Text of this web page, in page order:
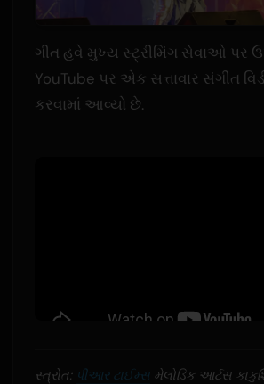
ગીત હવે મુખ્ય સ્ટ્રીમિંગ સેવાઓ પર
YouTube પર એક સત્તાવાર સંગીત
કરવામાં આવ્યો છે.
સ્ત્રોત: પીઆર ટાઈમ્સમેલોડિક આર્ટસ